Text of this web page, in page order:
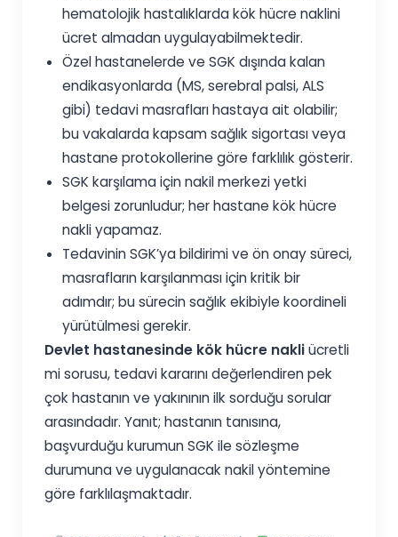
hematolojik hastalıklarda kök hücre naklini
ücret almadan uygulayabilmektedir.
Özel hastanelerde ve SGK dışında kalan
endikasyonlarda (MS, serebral palsi, ALS
gibi) tedavi masrafları hastaya ait olabilir;
bu vakalarda kapsam sağlık sigortası veya
hastane protokollerine göre farklılık gösterir.
SGK karşılama için nakil merkezi yetki
belgesi zorunludur; her hastane kök hücre
nakli yapamaz.
Tedavinin SGK’ya bildirimi ve ön onay süreci,
masrafların karşılanması için kritik bir
adımdır; bu sürecin sağlık ekibiyle koordineli
yürütülmesi gerekir.
Devlet hastanesinde kök hücre nakliücretli
mi sorusu, tedavi kararını değerlendiren pek
çok hastanın ve yakınının ilk sorduğu sorular
arasındadır. Yanıt; hastanın tanısına,
başvurduğu kurumun SGK ile sözleşme
durumuna ve uygulanacak nakil yöntemine
göre farklılaşmaktadır.